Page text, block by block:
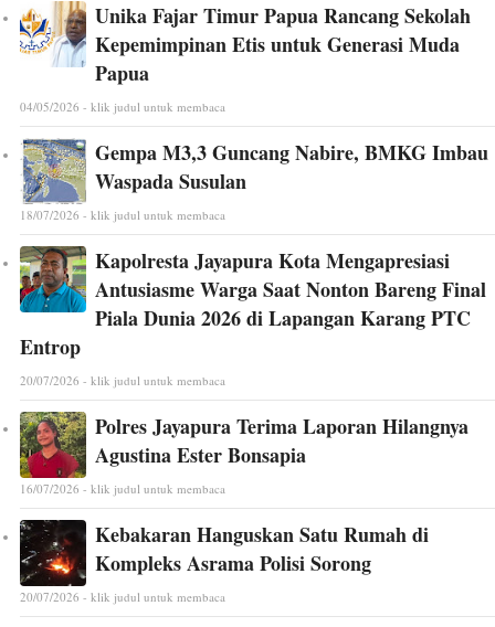
Unika Fajar Timur Papua Rancang Sekolah
Kepemimpinan Etis untuk Generasi Muda
Papua
04/05/2026 - klik judul untuk membaca
Gempa M3,3 Guncang Nabire, BMKG Imbau
Waspada Susulan
18/07/2026 - klik judul untuk membaca
Kapolresta Jayapura Kota Mengapresiasi
Antusiasme Warga Saat Nonton Bareng Final
Piala Dunia 2026 di Lapangan Karang PTC
Entrop
20/07/2026 - klik judul untuk membaca
Polres Jayapura Terima Laporan Hilangnya
Agustina Ester Bonsapia
16/07/2026 - klik judul untuk membaca
Kebakaran Hanguskan Satu Rumah di
Kompleks Asrama Polisi Sorong
20/07/2026 - klik judul untuk membaca